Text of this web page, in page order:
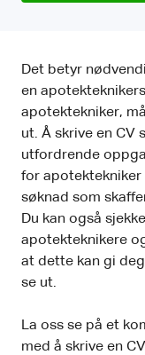
Det betyr
en
apotektekniker,
ut. Å skrive en CV
utfordrende
for apotektekniker
søknad som
Du kan også
apotekteknikere
at dette kan gi
se ut.
La oss se på et
med å skrive en